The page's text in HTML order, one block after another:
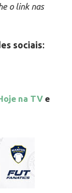
o link nas
sociais:
na TV e